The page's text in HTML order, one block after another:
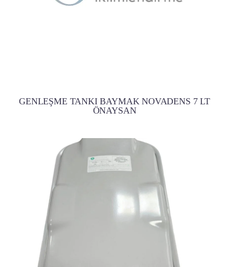
GENLEŞME TANKI BAYMAK NOVADENS 7 LT
ÖNAYSAN